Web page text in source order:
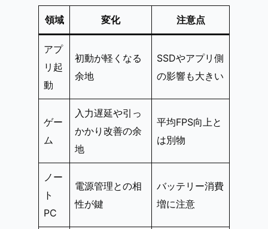
領域 変化 注意点
アプ
リ起
動
初動が軽くなる
余地
SSDやアプリ側
の影響も大きい
ゲー
ム
入力遅延や引っ
かかり改善の余
地
平均FPS向上と
は別物
ノー
ト
PC
電源管理との相
性が鍵
バッテリー消費
増に注意